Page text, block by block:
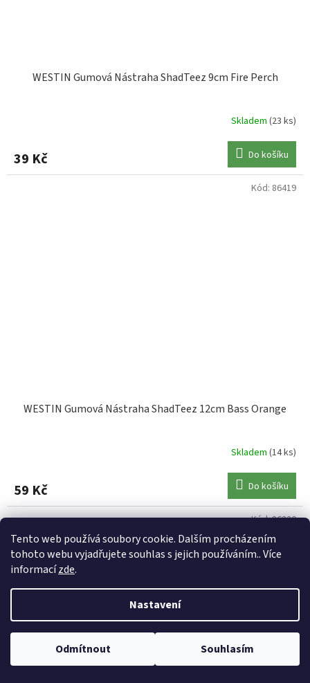
Tento web používá soubory cookie. Dalším procházením
tohoto webu vyjadřujete souhlas s jejich používáním.. Více
informacízde.
Nastavení
Odmítnout Souhlasím
WESTIN Gumová Nástraha ShadTeez 9cm Fire Perch
Skladem (23 ks)
39 Kč Do košíku
WESTIN Gumová Nástraha ShadTeez 12cm Bass Orange
Skladem (14 ks)
59 Kč Do košíku
Kód: 86419
Kód:86220